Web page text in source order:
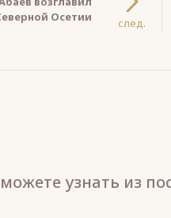
Осетии
след.
узнать из